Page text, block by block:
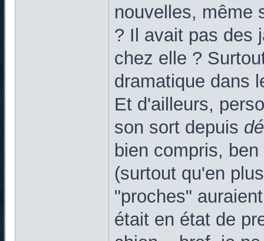
nouvelles, même
? Il avait pas des
chez elle ?
dramatique dans
Et d'ailleurs,
son sort depuis
bien compris,
(surtout qu'en
"proches"
était en état de